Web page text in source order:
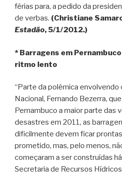
férias para, a pedido da
de verbas. (Christiane
Estadão, 5/1/2012.)
* Barragens em
ritmo lento
“Parte da polêmica
Nacional, Fernando Bezerra,
Pernambuco a maior parte das
desastres em 2011, as
dificilmente devem ficar
prometido, mas, pelo menos,
começaram a ser construídas
Secretaria de Recursos